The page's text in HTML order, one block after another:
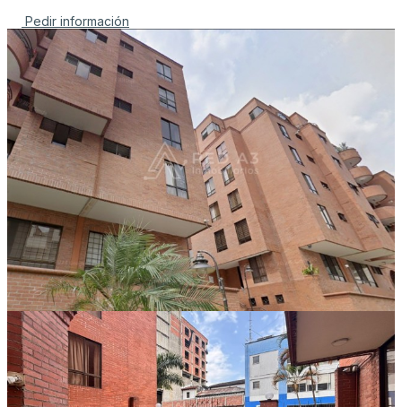
Pedir información